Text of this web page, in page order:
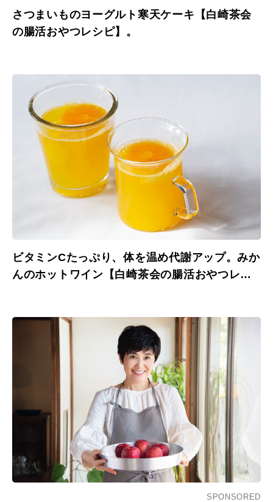
さつまいものヨーグルト寒天ケーキ【白崎茶会
の腸活おやつレシピ】。
ビタミンCたっぷり、体を温め代謝アップ。みか
んのホットワイン【白崎茶会の腸活おやつレシ
SPONSORED